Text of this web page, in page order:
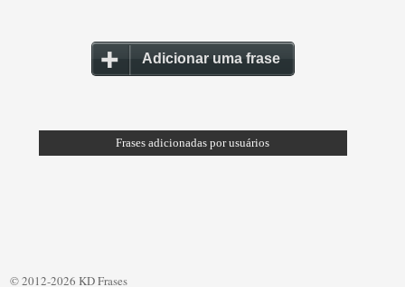
Adicionar uma frase
Frases adicionadas por usuários
© 2012-2026 KD Frases